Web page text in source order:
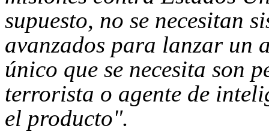
supuesto, no se necesitan
avanzados para lanzar un
único que se necesita son
terrorista o agente de
el producto".